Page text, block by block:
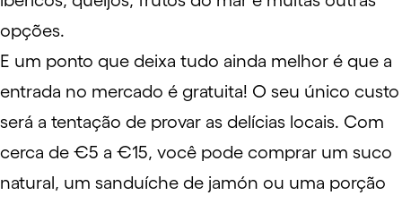
opções.
E um ponto que deixa tudo ainda melhor é que a
entrada no mercado é gratuita! O seu único custo
será a tentação de provar as delícias locais. Com
cerca de €5 a €15, você pode comprar um suco
natural, um sanduíche de jamón ou uma porção